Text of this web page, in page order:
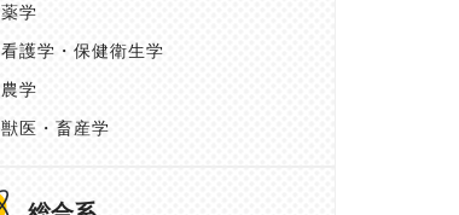
薬学
看護学・保健衛生学
農学
獣医・畜産学